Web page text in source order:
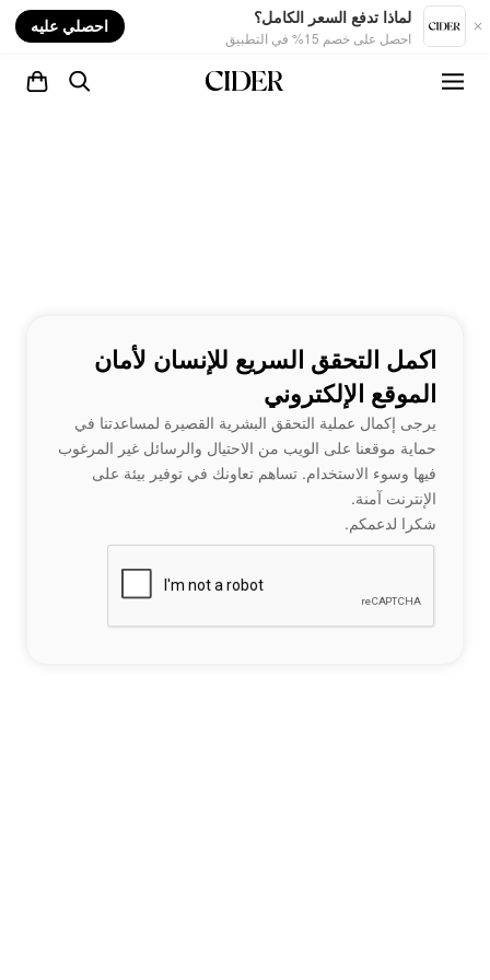
لماذا تدفع السعر الكامل؟
احصل على خصم 15% في التطبيق
احصلي عليه
اكمل التحقق السريع للإنسان لأمان
الموقع الإلكتروني
يرجى إكمال عملية التحقق البشرية القصيرة لمساعدتنا في
حماية موقعنا على الويب من الاحتيال والرسائل غير المرغوب
فيها وسوء الاستخدام. تساهم تعاونك في توفير بيئة على
الإنترنت آمنة.
شكرا لدعمكم.